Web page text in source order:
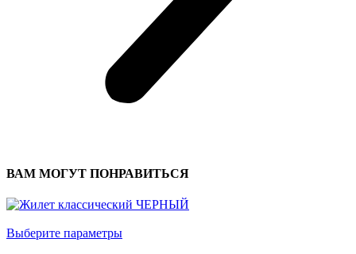
ВАМ МОГУТ ПОНРАВИТЬСЯ
Выберите параметры